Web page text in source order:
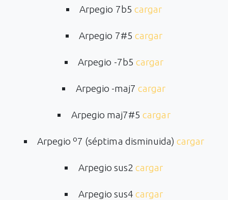
Arpegio 7b5 cargar
Arpegio 7#5 cargar
Arpegio -7b5 cargar
Arpegio -maj7cargar
Arpegio maj7#5cargar
Arpegio º7 (séptima disminuida)cargar
Arpegio sus2cargar
Arpegio sus4cargar